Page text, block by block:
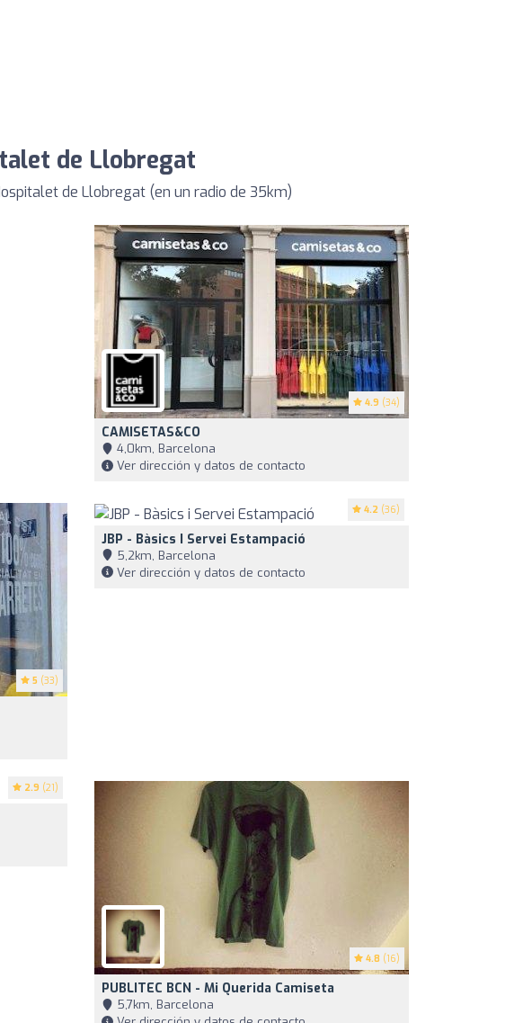
de Llobregat
de Llobregat (en un radio de 35km)
4.9 (34)
CAMISETAS&CO
4,0km, Barcelona
Ver dirección y datos de contacto
5 (33)
4.2 (36)
JBP - Bàsics I Servei Estampació
5,2km, Barcelona
Ver dirección y datos de contacto
2.9 (21)
4.8 (16)
PUBLITEC BCN - Mi Querida Camiseta
5,7km, Barcelona